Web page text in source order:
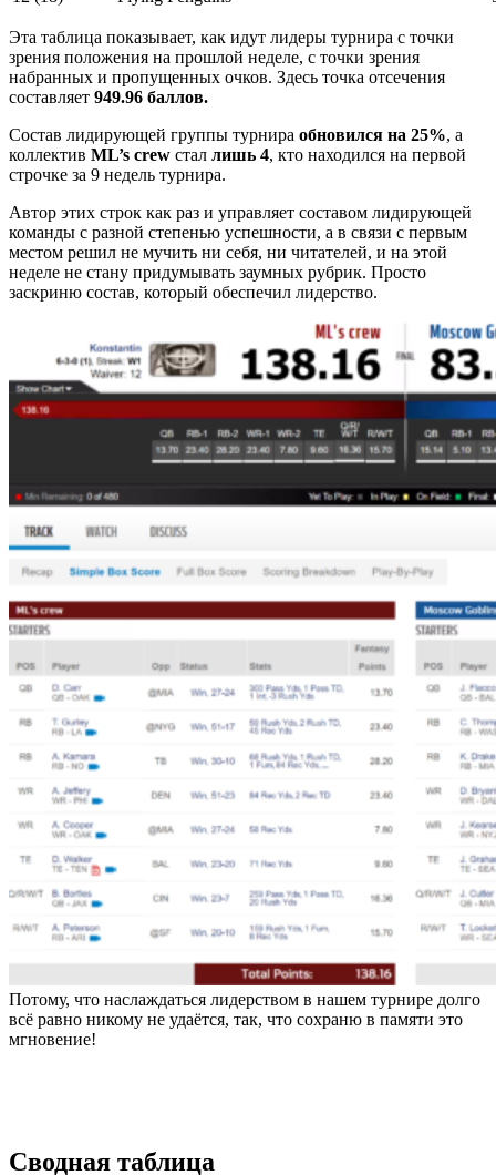
Эта таблица показывает, как идут лидеры турнира с точки
зрения положения на прошлой неделе, с точки зрения
набранных и пропущенных очков. Здесь точка отсечения
составляет 949.96 баллов.
Состав лидирующей группы турнира обновился на 25%, а
коллектив ML’s crew стал лишь 4, кто находился на первой
строчке за 9 недель турнира.
Автор этих строк как раз и управляет составом лидирующей
команды с разной степенью успешности, а в связи с первым
местом решил не мучить ни себя, ни читателей, и на этой
неделе не стану придумывать заумных рубрик. Просто
заскриню состав, который обеспечил лидерство.
Потому, что наслаждаться лидерством в нашем турнире долго
всё равно никому не удаётся, так, что сохраню в памяти это
мгновение!
Сводная таблица